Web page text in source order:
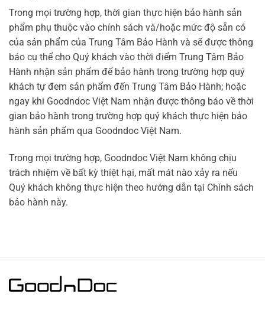
Trong mọi trường hợp, thời gian thực hiện bảo hành sản
phẩm phụ thuộc vào chính sách và/hoặc mức độ sẵn có
của sản phẩm của Trung Tâm Bảo Hành và sẽ được thông
báo cụ thể cho Quý khách vào thời điểm Trung Tâm Bảo
Hành nhận sản phẩm để bảo hành trong trường hợp quý
khách tự đem sản phẩm đến Trung Tâm Bảo Hành; hoặc
ngay khi Goodndoc Việt Nam nhận được thông báo về thời
gian bảo hành trong trường hợp quý khách thực hiện bảo
hành sản phẩm qua Goodndoc Việt Nam.
Trong mọi trường hợp, Goodndoc Việt Nam không chịu
trách nhiệm về bất kỳ thiệt hại, mất mát nào xảy ra nếu
Quý khách không thực hiện theo hướng dẫn tại Chính sách
bảo hành này.